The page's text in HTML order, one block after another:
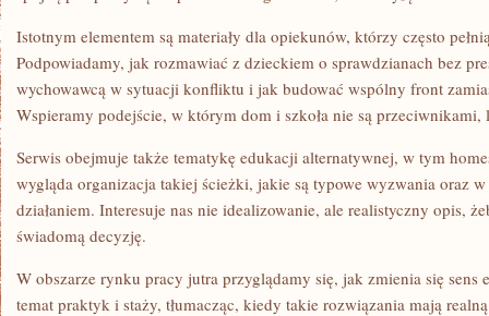
Istotnym elementem są materiały dla opiekunów, którzy często
Podpowiadamy, jak rozmawiać z dzieckiem o sprawdzianach bez
wychowawcą w sytuacji konfliktu i jak budować wspólny front
Wspieramy podejście, w którym dom i szkoła nie są
Serwis obejmuje także tematykę edukacji alternatywnej, w tym
wygląda organizacja takiej ścieżki, jakie są typowe wyzwania oraz w
działaniem. Interesuje nas nie idealizowanie, ale realistyczny opis,
świadomą decyzję.
W obszarze rynku pracy jutra przyglądamy się, jak zmienia się sens
temat praktyk i staży, tłumacząc, kiedy takie rozwiązania mają